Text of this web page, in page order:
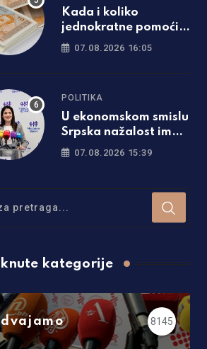
Kada i koliko
jednokratne pomoći
će dobiti penzioneri u
07.08.2026 16:05
POLITIKA
U ekonomskom smislu
Srpska nažalost ima
gore pokazatelje od
07.08.2026 15:39
kategorije
8145